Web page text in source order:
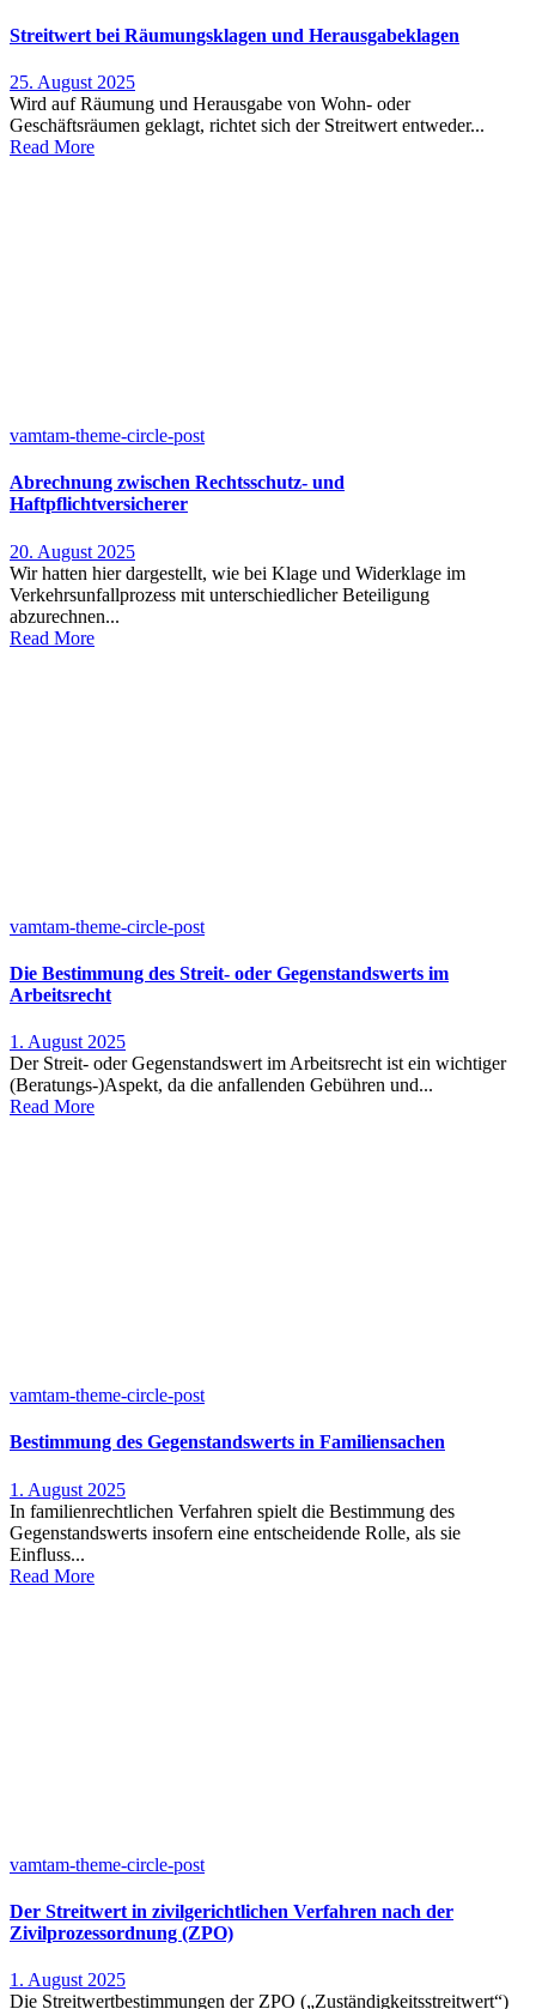
Streitwert bei Räumungsklagen und Herausgabeklagen
25. August 2025
Wird auf Räumung und Herausgabe von Wohn- oder
Geschäftsräumen geklagt, richtet sich der Streitwert entweder...
Read More
vamtam-theme-circle-post
Abrechnung zwischen Rechtsschutz- und
Haftpflichtversicherer
20. August 2025
Wir hatten hier dargestellt, wie bei Klage und Widerklage im
Verkehrsunfallprozess mit unterschiedlicher Beteiligung
abzurechnen...
Read More
vamtam-theme-circle-post
Die Bestimmung des Streit- oder Gegenstandswerts im
Arbeitsrecht
1. August 2025
Der Streit- oder Gegenstandswert im Arbeitsrecht ist ein wichtiger
(Beratungs-)Aspekt, da die anfallenden Gebühren und...
Read More
vamtam-theme-circle-post
Bestimmung des Gegenstandswerts in Familiensachen
1. August 2025
In familienrechtlichen Verfahren spielt die Bestimmung des
Gegenstandswerts insofern eine entscheidende Rolle, als sie
Einfluss...
Read More
vamtam-theme-circle-post
Der Streitwert in zivilgerichtlichen Verfahren nach der
Zivilprozessordnung (ZPO)
1. August 2025
Die Streitwertbestimmungen der ZPO („Zuständigkeitsstreitwert“)